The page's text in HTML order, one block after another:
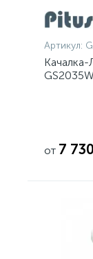
Артикул:
от 7